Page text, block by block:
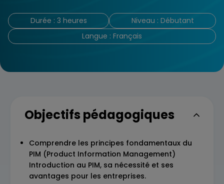
Durée : 3 heures
Niveau : Débutant
Langue : Français
Objectifs pédagogiques
Comprendre les principes fondamentaux du
PIM (Product Information Management)
Introduction au PIM, sa nécessité et ses
avantages pour les entreprises.